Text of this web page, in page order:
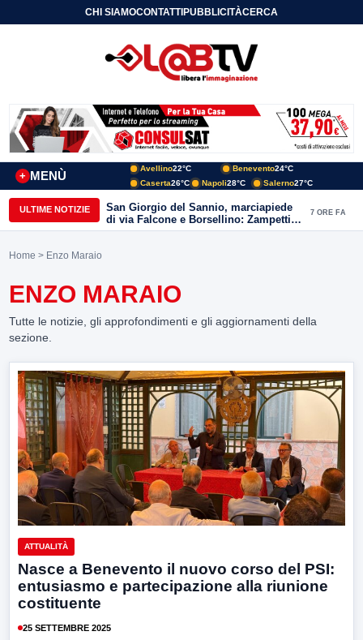
CHI SIAMOCONTATTIPUBBLICITÀCERCA
MENÙ
+
Avellino22°C Benevento24°C
Caserta26°C Napoli28°C Salerno27°C
ULTIME NOTIZIE
San Giorgio del Sannio, marciapiede
di via Falcone e Borsellino: Zampetti e
Lombardi replicano alle polemiche
7 ORE FA
Home > Enzo Maraio
ENZO MARAIO
Tutte le notizie, gli approfondimenti e gli aggiornamenti della
sezione.
ATTUALITÀ
Nasce a Benevento il nuovo corso del PSI:
entusiasmo e partecipazione alla riunione
costituente
25 SETTEMBRE 2025